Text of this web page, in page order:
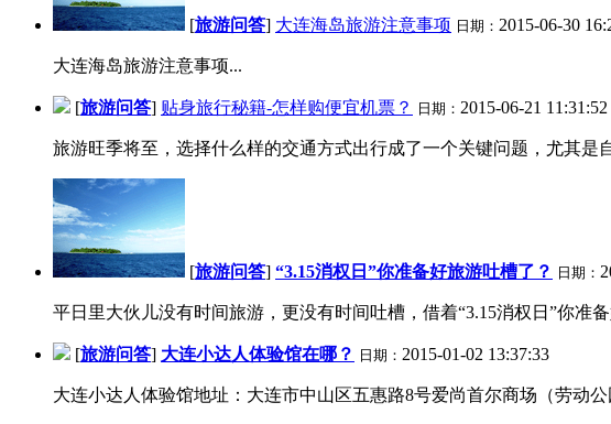
[旅游问答] 大连海岛旅游注意事项 日期： 2015-06-30
大连海岛旅游注意事项...
[旅游问答] 贴身旅行秘籍-怎样购便宜机票？ 日期： 2015-06-21 11:31:52
旅游旺季将至，选择什么样的交通方式出行成了一个关键问题，尤其
[旅游问答] “3.15消权日”你准备好旅游吐槽了？ 日期：
平日里大伙儿没有时间旅游，更没有时间吐槽，借着“3.15消权日”你准
[旅游问答] 大连小达人体验馆在哪？ 日期： 2015-01-02 13:37:33
大连小达人体验馆地址：大连市中山区五惠路8号爱尚首尔商场（劳动